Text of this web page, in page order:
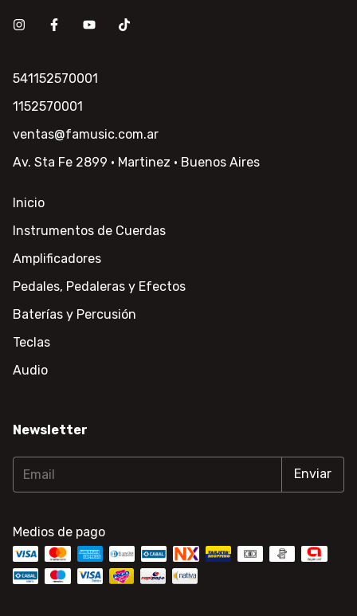
541152570001
1152570001
ventas@famusic.com.ar
Av. Sta Fe 2899 · Martinez · Buenos Aires
Inicio
Instrumentos de Cuerdas
Amplificadores
Pedales, Pedaleras y Efectos
Baterías y Percusión
Teclas
Audio
Newsletter
Medios de pago